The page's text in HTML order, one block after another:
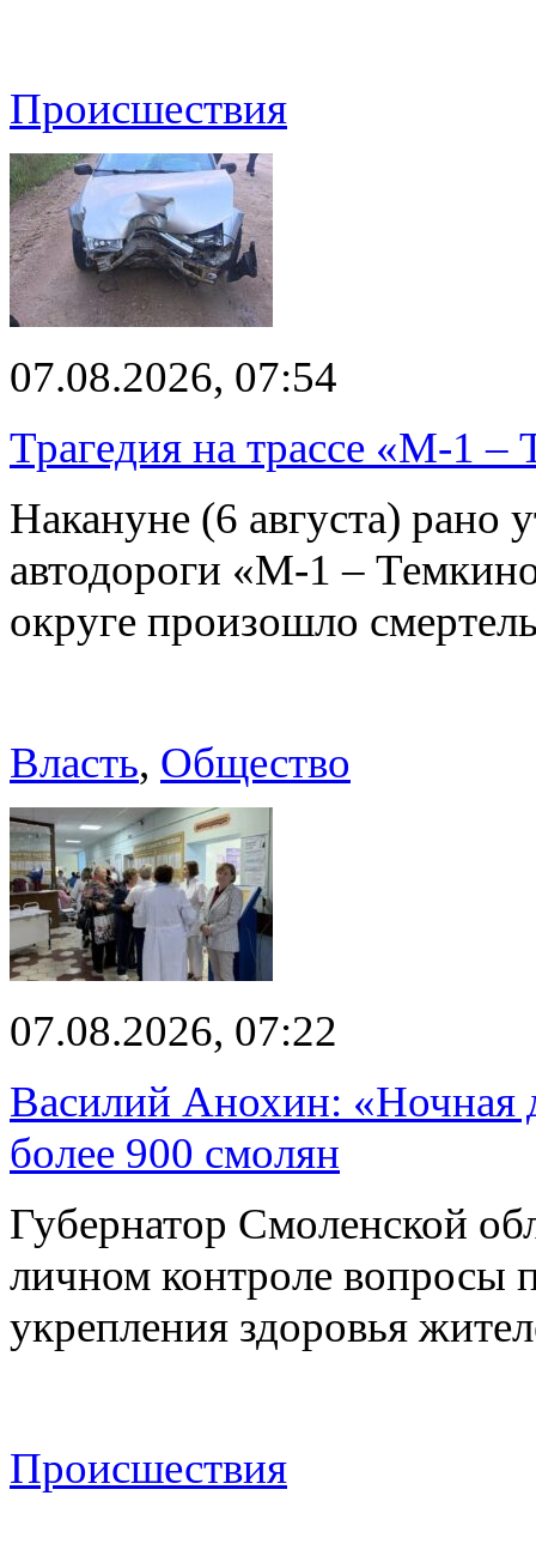
Происшествия
07.08.2026, 07:54
Трагедия на трассе «М-1 –
Накануне (6 августа) рано
автодороги «М-1 –
округе произошло
Власть, Общество
07.08.2026, 07:22
Василий Анохин: «Ночная
более 900 смолян
Губернатор Смоленской
личном контроле вопросы
укрепления здоровья
Происшествия